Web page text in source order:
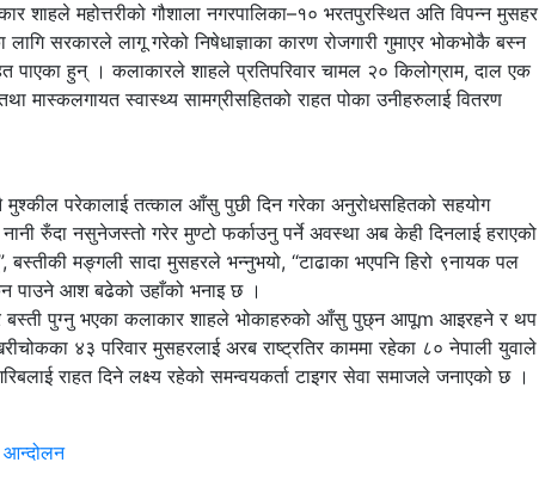
शाहले महोत्तरीको गौशाला नगरपालिका–१० भरतपुरस्थित अति विपन्न मुसहर
सरकारले लागू गरेको निषेधाज्ञाका कारण रोजगारी गुमाएर भोकभोकै बस्न
पाएका हुन् । कलाकारले शाहले प्रतिपरिवार चामल २० किलोग्राम, दाल एक
मास्कलगायत स्वास्थ्य सामग्रीसहितको राहत पोका उनीहरुलाई वितरण
मुश्कील परेकालाई तत्काल आँसु पुछी दिन गरेका अनुरोधसहितको सहयोग
रुँदा नसुनेजस्तो गरेर मुण्टो फर्काउनु पर्ने अवस्था अब केही दिनलाई हराएको
मङ्गली सादा मुसहरले भन्नुभयो, “टाढाका भएपनि हिरो ९नायक पल
पाउने आश बढेको उहाँको भनाइ छ ।
बस्ती पुग्नु भएका कलाकार शाहले भोकाहरुको आँसु पुछ्न आपूm आइरहने र थप
४३ परिवार मुसहरलाई अरब राष्ट्रतिर काममा रहेका ८० नेपाली युवाले
राहत दिने लक्ष्य रहेको समन्वयकर्ता टाइगर सेवा समाजले जनाएको छ ।
आन्दोलन